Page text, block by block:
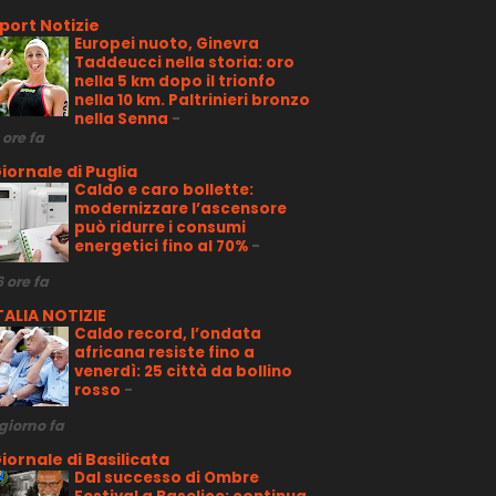
Notizie
Europei nuoto, Ginevra
Taddeucci nella storia: oro
nella 5 km dopo il trionfo
nella 10 km. Paltrinieri bronzo
nella Senna -
ore fa
di Puglia
Caldo e caro bollette:
modernizzare l’ascensore
può ridurre i consumi
energetici fino al 70% -
ore fa
NOTIZIE
Caldo record, l’ondata
africana resiste fino a
venerdì: 25 città da bollino
rosso -
giorno fa
di Basilicata
Dal successo di Ombre